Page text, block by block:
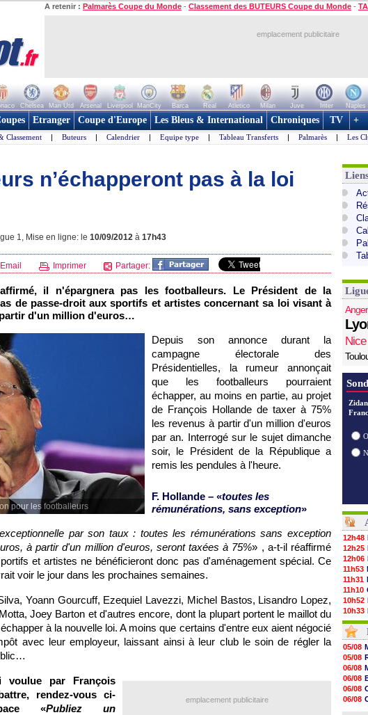
A retenir : Palmarès Coupe du Monde - Classement des BUTEURS Coupe du Monde -
emplacement publicitaire
Chelsea Man Utd Arsenal Liverpool ManCity Barca Real Atletico Milan Juve Inter Naples
Etranger Coupe d'Europe Les Bleus & International Chroniques TV +
Classement | Buteurs | Calendrier | Equipe type | Tableau Transferts | Palmarès | Les
n’échapperont pas à la loi
1, Mise en ligne: le 10/09/2012 à 17h43
Email Imprimer Partager:
il n'épargnera pas les footballeurs. Le Président de la
de passe-droit aux sportifs et artistes concernant sa loi visant à
partir d'un million d'euros…
pour les footballeurs
Depuis son annonce durant la
campagne électorale des
Présidentielles, la rumeur annonçait
que les footballeurs pourraient
échapper, au moins en partie, au projet
de François Hollande de taxer à 75%
les revenus à partir d'un million d'euros
par an. Interrogé sur le sujet dimanche
soir, le Président de la République a
remis les pendules à l'heure.
F. Hollande – «toutes les
rémunérations, sans exception»
par son taux : toutes les rémunérations sans exception
à partir d'un million d'euros, seront taxées à 75%» , a-t-il réaffirmé
et artistes ne bénéficieront donc pas d'aménagement spécial. Ce
voir le jour dans les prochaines semaines.
Yoann Gourcuff, Ezequiel Lavezzi, Michel Bastos, Lisandro Lopez,
Joey Barton et d'autres encore, dont la plupart portent le maillot du
à la nouvelle loi. A moins que certains d'entre eux aient négocié
avec leur employeur, laissant ainsi à leur club le soin de régler la
emplacement publicitaire
par François
rendez-vous ci-
«Publiez un
Nice
12h48
12h25
12h06
11h53
11h31
11h10
10h52
10h33
10h12
10h09
10h05
09h44
09h24
09h06
08h44
08h22
06/08
05/08
05/08
06/08
06/08
06/08
06/08